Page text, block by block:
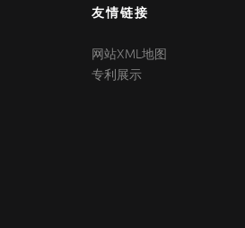
友情链接
网站XML地图
专利展示